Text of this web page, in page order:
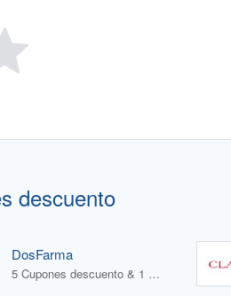
descuento
DosFarma
5 Cupones descuento & 1 Oferta